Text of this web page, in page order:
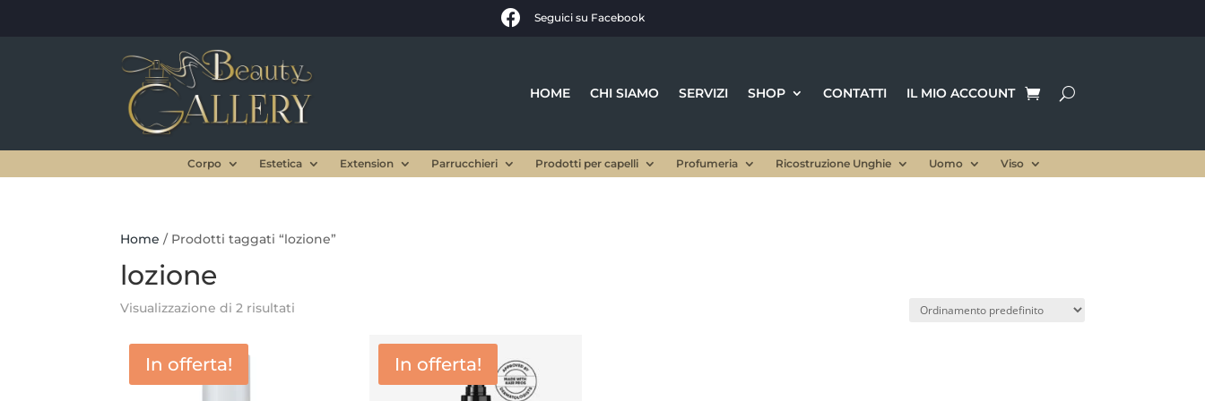
 Seguici su Facebook
HOME CHI SIAMO SERVIZI SHOP CONTATTI IL MIO ACCOUNT
Corpo Estetica Extension Parrucchieri Prodotti per capelli Profumeria Ricostruzione Unghie Uomo Viso
Home / Prodotti taggati “lozione”
lozione
Visualizzazione di 2 risultati
In offerta! In offerta!